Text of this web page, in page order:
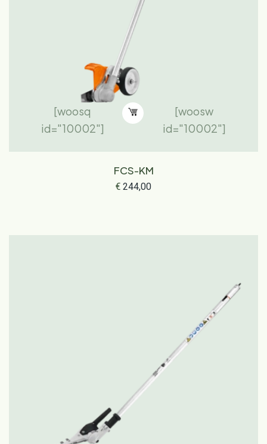
[woosq
id="10002"]
[woosw
id="10002"]
FCS-KM
€244,00